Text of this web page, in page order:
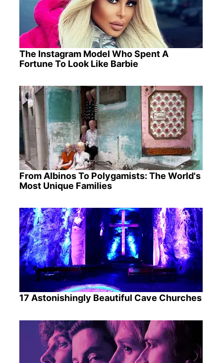
The Instagram Model Who Spent A
Fortune To Look Like Barbie
From Albinos To Polygamists: The World's
Most Unique Families
17 Astonishingly Beautiful Cave Churches